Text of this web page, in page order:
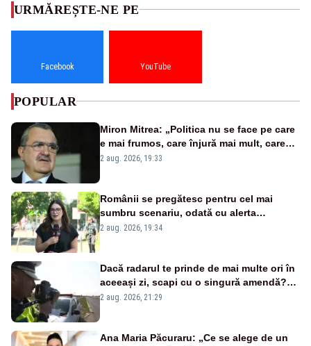
URMĂREȘTE-NE PE
Facebook YouTube
POPULAR
Miron Mitrea: „Politica nu se face pe care
e mai frumos, care înjură mai mult, care
țipă mai tare, ci pe proiecte”
2 aug. 2026, 19:33
Românii se pregătesc pentru cel mai
sumbru scenariu, odată cu alerta
energetică
2 aug. 2026, 19:34
Dacă radarul te prinde de mai multe ori în
aceeași zi, scapi cu o singură amendă?
Ce spune legea
2 aug. 2026, 21:29
Ana Maria Păcuraru: „Ce se alege de un